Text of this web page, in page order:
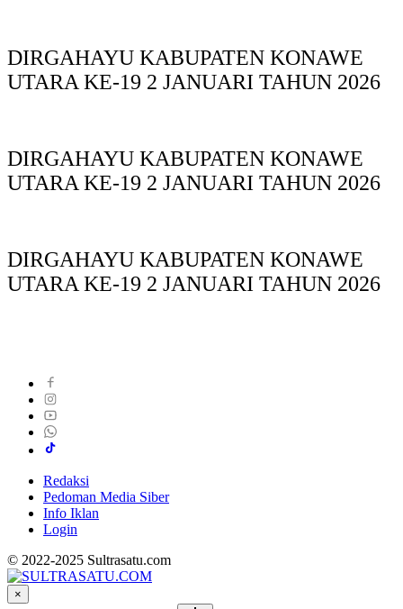
DIRGAHAYU KABUPATEN KONAWE
UTARA KE-19 2 JANUARI TAHUN 2026
DIRGAHAYU KABUPATEN KONAWE
UTARA KE-19 2 JANUARI TAHUN 2026
DIRGAHAYU KABUPATEN KONAWE
UTARA KE-19 2 JANUARI TAHUN 2026
Redaksi
Pedoman Media Siber
Info Iklan
Login
© 2022-2025 Sultrasatu.com
×